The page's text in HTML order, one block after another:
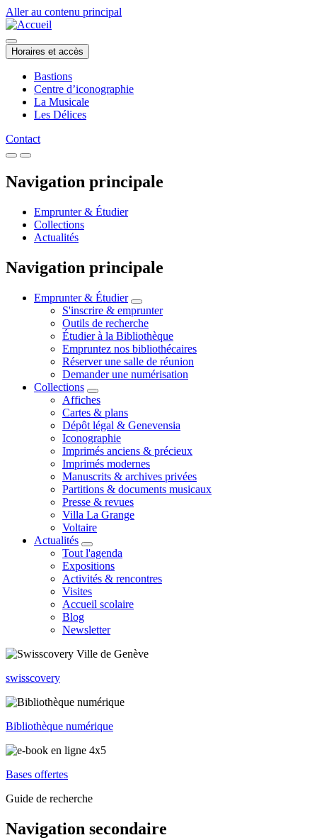
Aller au contenu principal
Horaires et accès
Bastions
Centre d’iconographie
La Musicale
Les Délices
Contact
Navigation principale
Emprunter & Étudier
Collections
Actualités
Navigation principale
Emprunter & Étudier
S'inscrire & emprunter
Outils de recherche
Étudier à la Bibliothèque
Empruntez nos bibliothécaires
Réserver une salle de réunion
Demander une numérisation
Collections
Affiches
Cartes & plans
Dépôt légal & Genevensia
Iconographie
Imprimés anciens & précieux
Imprimés modernes
Manuscrits & archives privées
Partitions & documents musicaux
Presse & revues
Villa La Grange
Voltaire
Actualités
Tout l'agenda
Expositions
Activités & rencontres
Visites
Accueil scolaire
Blog
Newsletter
swisscovery
Bibliothèque numérique
Bases offertes
Guide de recherche
Navigation secondaire